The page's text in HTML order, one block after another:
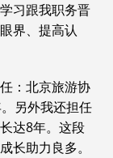
习跟我职务晋
界、提高认
：北京旅游协
另外我还担任
达8年。这段
长助力良多。